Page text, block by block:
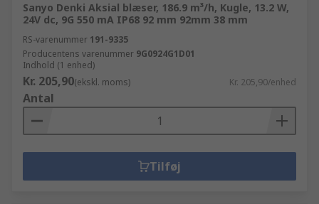
Sanyo Denki Aksial blæser, 186.9 m³/h, Kugle, 13.2 W,
24V dc, 9G 550 mA IP68 92 mm 92mm 38 mm
RS-varenummer 191-9335
Producentens varenummer 9G0924G1D01
Indhold (1 enhed)
Kr. 205,90(ekskl. moms) Kr. 205,90/enhed
Antal
Tilføj